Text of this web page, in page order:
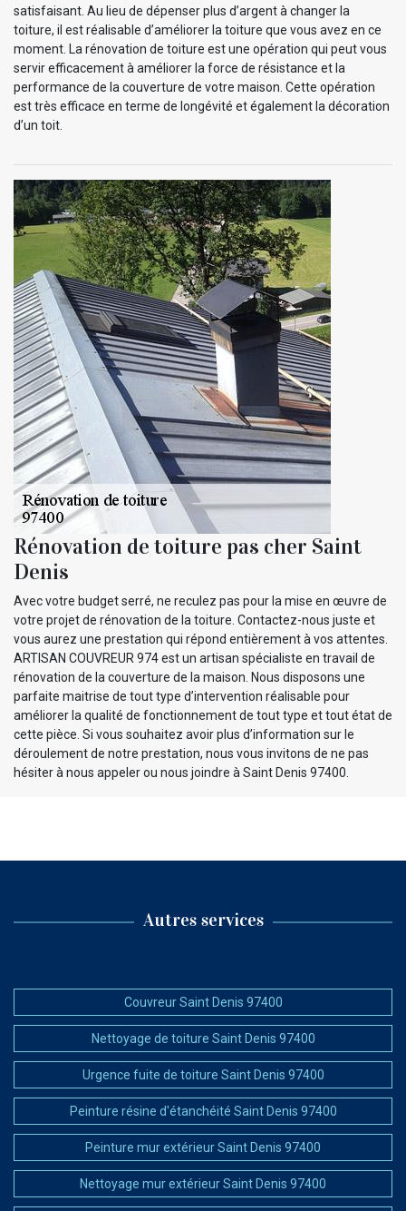
satisfaisant. Au lieu de dépenser plus d’argent à changer la
toiture, il est réalisable d’améliorer la toiture que vous avez en ce
moment. La rénovation de toiture est une opération qui peut vous
servir efficacement à améliorer la force de résistance et la
performance de la couverture de votre maison. Cette opération
est très efficace en terme de longévité et également la décoration
d’un toit.
Rénovation de toiture pas cher Saint
Denis
Avec votre budget serré, ne reculez pas pour la mise en œuvre de
votre projet de rénovation de la toiture. Contactez-nous juste et
vous aurez une prestation qui répond entièrement à vos attentes.
ARTISAN COUVREUR 974 est un artisan spécialiste en travail de
rénovation de la couverture de la maison. Nous disposons une
parfaite maitrise de tout type d’intervention réalisable pour
améliorer la qualité de fonctionnement de tout type et tout état de
cette pièce. Si vous souhaitez avoir plus d’information sur le
déroulement de notre prestation, nous vous invitons de ne pas
hésiter à nous appeler ou nous joindre à Saint Denis 97400.
Autres services
Couvreur Saint Denis 97400
Nettoyage de toiture Saint Denis 97400
Urgence fuite de toiture Saint Denis 97400
Peinture résine d'étanchéité Saint Denis 97400
Peinture mur extérieur Saint Denis 97400
Nettoyage mur extérieur Saint Denis 97400